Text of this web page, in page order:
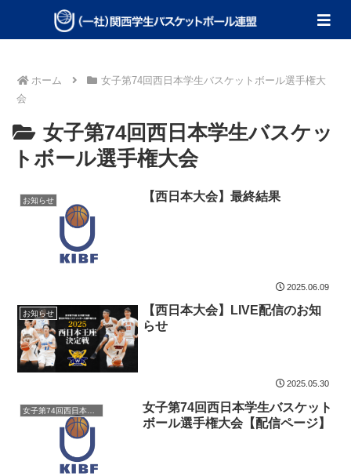
ホーム
女子第74回西日本学生バスケットボール選手権大
会
女子第74回西日本学生バスケッ
トボール選手権大会
お知らせ 【西日本大会】最終結果
2025.06.09
お知らせ
【西日本大会】LIVE配信のお知
らせ
2025.05.30
女子第74回西日本学生バスケットボール選手権大会
女子第74回西日本学生バスケット
ボール選手権大会【配信ページ】